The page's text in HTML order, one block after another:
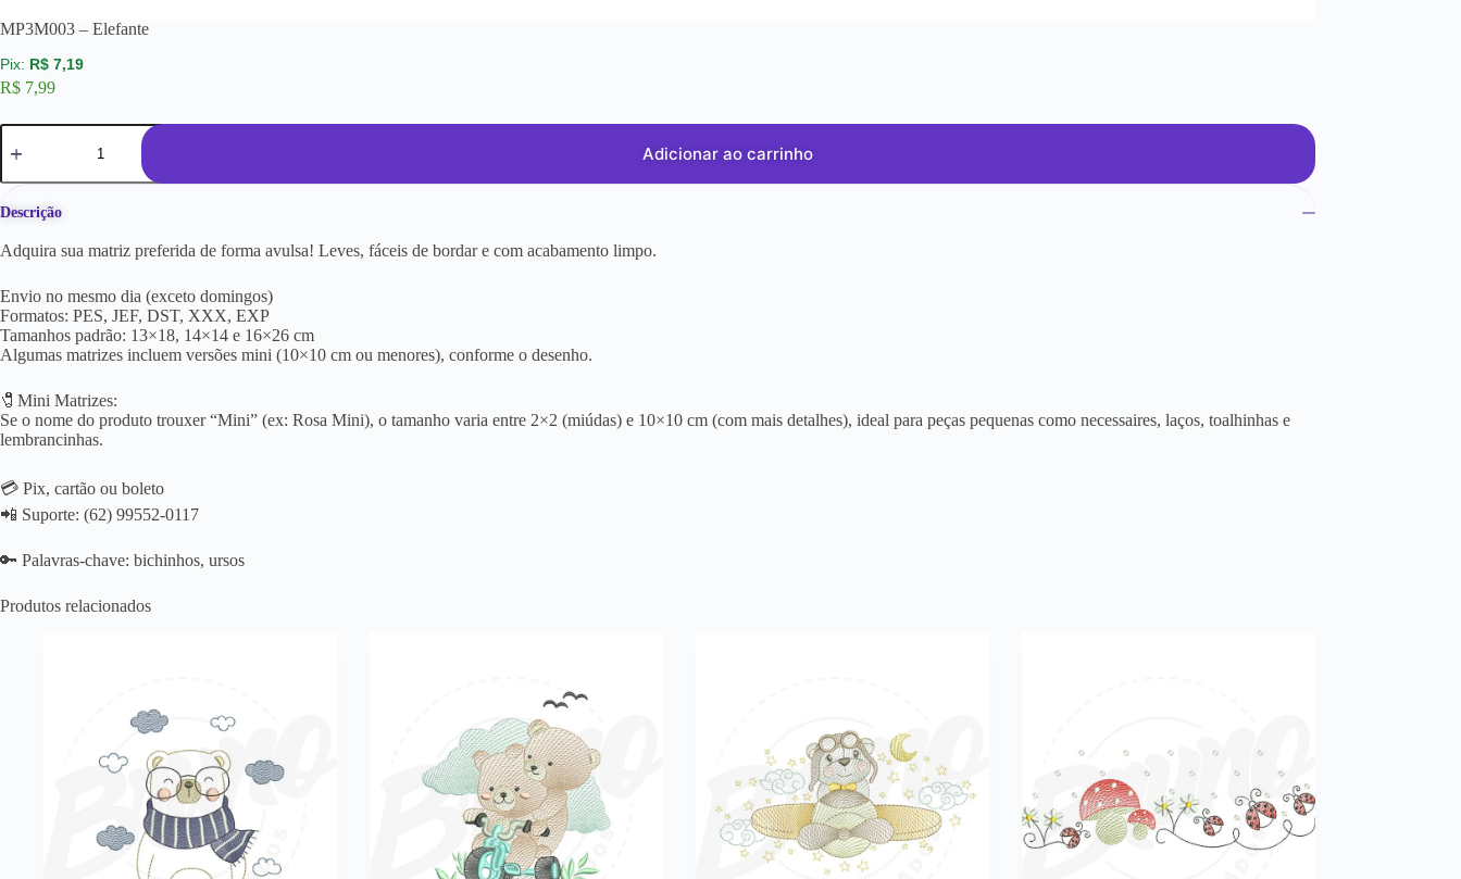
MP3M003 – Elefante
R$ 7,19
R$ 7,99
Adicionar ao carrinho
Descrição
Adquira sua matriz preferida de forma avulsa! Leves, fáceis de bordar e com acabamento limpo.
Envio no mesmo dia (exceto domingos)
Formatos: PES, JEF, DST, XXX, EXP
Tamanhos padrão: 13×18, 14×14 e 16×26 cm
Algumas matrizes incluem versões mini (10×10 cm ou menores), conforme o desenho.
🧷Mini Matrizes:
Se o nome do produto trouxer “Mini” (ex: Rosa Mini), o tamanho varia entre 2×2 (miúdas) e 10×10 cm (com mais detalhes), ideal para peças pequenas como necessaires, laços, toalhinhas e
lembrancinhas.
💳 Pix, cartão ou boleto
📲 Suporte: (62) 99552-0117
🔑 Palavras-chave: bichinhos, ursos
Produtos relacionados